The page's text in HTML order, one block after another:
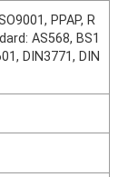
PPAP, R
AS568, BS1
DIN3771, DIN